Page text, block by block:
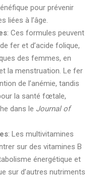
pour prévenir
liées à l’âge.
: Ces formules peuvent
fer et d’acide folique,
des femmes, en
la menstruation. Le fer
de l’anémie, tandis
la santé fœtale,
dans le Journal of
: Les multivitamines
sur des vitamines B
énergétique et
sur d’autres nutriments